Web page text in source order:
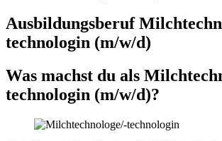
Ausbildungsberuf
technologin (m/w/d)
Was machst du als
technologin (m/w/d)?